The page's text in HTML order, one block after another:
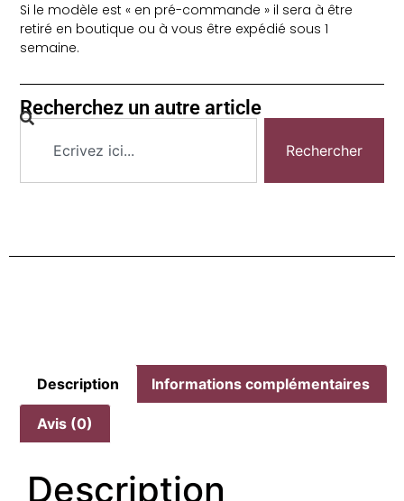
Si le modèle est « en pré-commande » il sera à être
retiré en boutique ou à vous être expédié sous 1
semaine.
Recherchez un autre article
Rechercher
Description Informations complémentaires
Avis (0)
Description